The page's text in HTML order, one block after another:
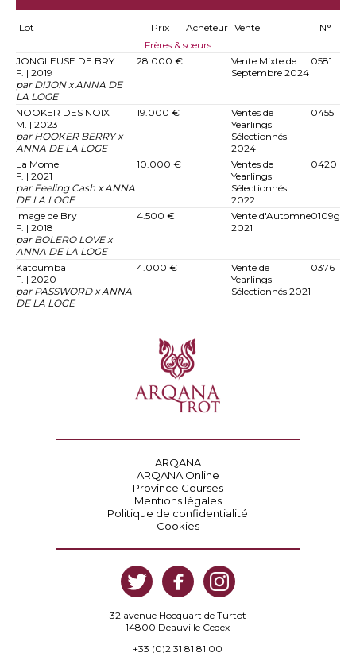
Lot Prix Acheteur Vente
N°
Frères & soeurs
JONGLEUSE DE BRY
F. | 2019
par DIJON x ANNA DE
LA LOGE
28.000 €
Vente Mixte de
Septembre 2024
0581
NOOKER DES NOIX
M. | 2023
par HOOKER BERRY x
ANNA DE LA LOGE
19.000 €
Ventes de
Yearlings
Sélectionnés
2024
0455
La Mome
F. | 2021
par Feeling Cash x ANNA
DE LA LOGE
10.000 €
Ventes de
Yearlings
Sélectionnés
2022
0420
Image de Bry
F. | 2018
par BOLERO LOVE x
ANNA DE LA LOGE
4.500 €
Vente d'Automne
2021
0109g
Katoumba
F. | 2020
par PASSWORD x ANNA
DE LA LOGE
4.000 €
Vente de
Yearlings
Sélectionnés 2021
0376
ARQANA
ARQANA Online
Province Courses
Mentions légales
Politique de confidentialité
Cookies
32 avenue Hocquart de Turtot
14800 Deauville Cedex
+33 (0)2 31 81 81 00